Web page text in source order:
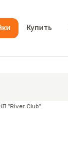
Купить
"River Club"